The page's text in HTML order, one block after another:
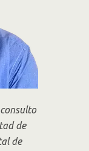
de
de